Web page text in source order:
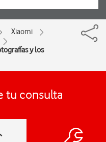
Xiaomi
y los
tu consulta